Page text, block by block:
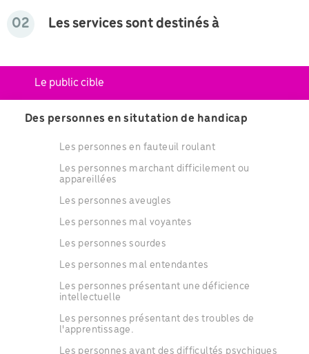
02 Les services sont destinés à
Le public cible
Des personnes en situtation de handicap
Les personnes en fauteuil roulant
Les personnes marchant difficilement ou
appareillées
Les personnes aveugles
Les personnes mal voyantes
Les personnes sourdes
Les personnes mal entendantes
Les personnes présentant une déficience
intellectuelle
Les personnes présentant des troubles de
l'apprentissage.
Les personnes ayant des difficultés psychiques